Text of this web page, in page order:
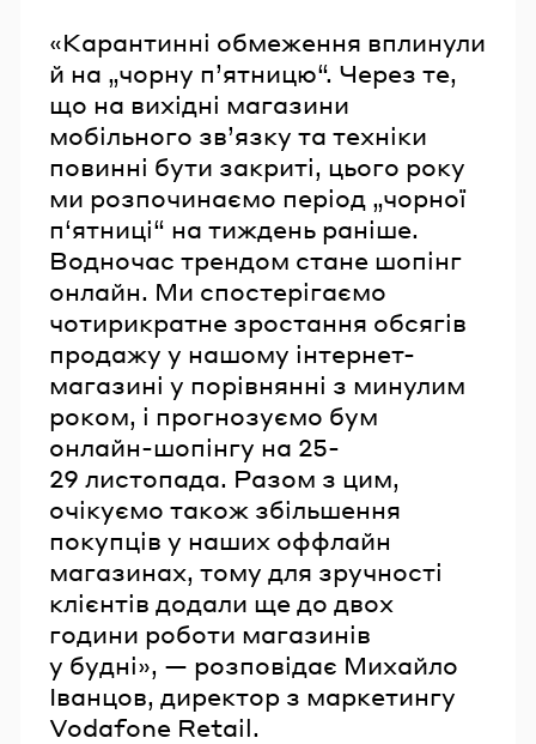
«Карантинні обмеження вплинули
й на „чорну п’ятницю“. Через те,
що на вихідні магазини
мобільного зв’язку та техніки
повинні бути закриті, цього року
ми розпочинаємо період „чорної
п‘ятниці“ на тиждень раніше.
Водночас трендом стане шопінг
онлайн. Ми спостерігаємо
чотирикратне зростання обсягів
продажу у нашому інтернет-
магазині у порівнянні з минулим
роком, і прогнозуємо бум
онлайн-шопінгу на 25-
29 листопада. Разом з цим,
очікуємо також збільшення
покупців у наших оффлайн
магазинах, тому для зручності
клієнтів додали ще до двох
години роботи магазинів
у будні», — розповідає Михайло
Іванцов, директор з маркетингу
Vodafone Retail.